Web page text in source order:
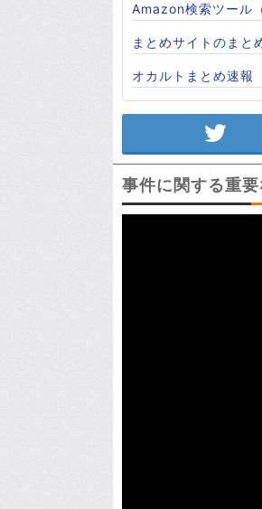
Amazon検索ツール
まとめサイトのまと
オカルトまとめ速報
事件に関する重